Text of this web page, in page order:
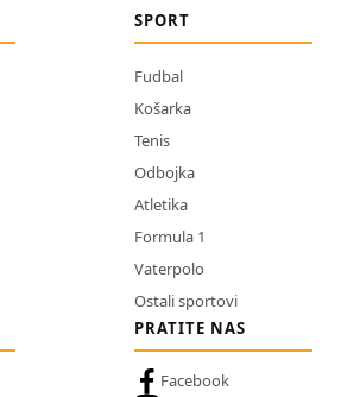
SPORT
Fudbal
Košarka
Tenis
Odbojka
Atletika
Formula 1
Vaterpolo
Ostali sportovi
PRATITE NAS
Facebook